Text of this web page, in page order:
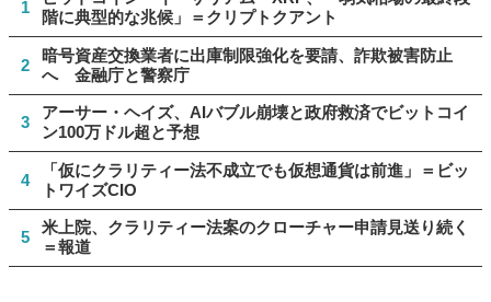
1
階に典型的な兆候」＝クリプトクアント
2
暗号資産交換業者に出庫制限強化を要請、詐欺被害防止
へ 金融庁と警察庁
3
アーサー・ヘイズ、AIバブル崩壊と政府救済でビットコイ
ン100万ドル超と予想
4
「仮にクラリティー法不成立でも仮想通貨は前進」＝ビッ
トワイズCIO
5
米上院、クラリティー法案のクローチャー申請見送り続く
＝報道